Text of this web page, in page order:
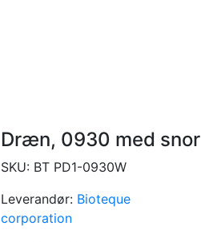
Dræn, 0930 med snor
SKU: BT PD1-0930W
Leverandør: Bioteque
corporation